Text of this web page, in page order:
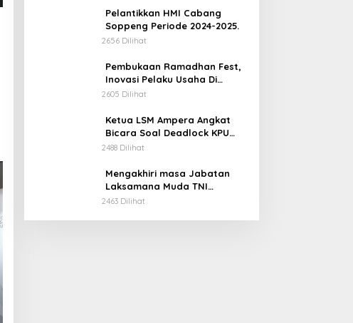
Pelantikkan HMI Cabang
Soppeng Periode 2024-2025.
2656 Dilihat
Pembukaan Ramadhan Fest,
Inovasi Pelaku Usaha Di
Kabupaten Soppeng.
2605 Dilihat
Ketua LSM Ampera Angkat
Bicara Soal Deadlock KPU
Kabupaten Soppeng.
2488 Dilihat
Mengakhiri masa Jabatan
Laksamana Muda TNI
Irvansyah, S.H., CHRMP., M.Tr.
2463 Dilihat